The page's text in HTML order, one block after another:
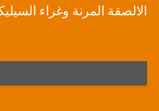
الالصقة المرنة وغراء